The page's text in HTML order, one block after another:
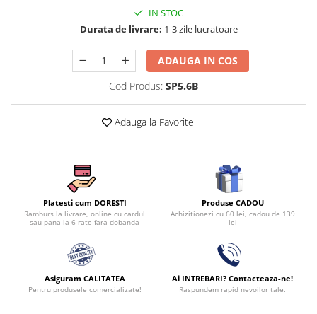
IN STOC
Durata de livrare: 1-3 zile lucratoare
ADAUGA IN COS
Cod Produs: SP5.6B
Adauga la Favorite
Platesti cum DORESTI
Ramburs la livrare, online cu cardul
sau pana la 6 rate fara dobanda
Produse CADOU
Achizitionezi cu 60 lei, cadou de 139
lei
Asiguram CALITATEA
Pentru produsele comercializate!
Ai INTREBARI? Contacteaza-ne!
Raspundem rapid nevoilor tale.